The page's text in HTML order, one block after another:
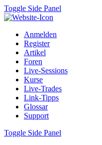
Toggle Side Panel
Anmelden
Register
Artikel
Foren
Live-Sessions
Kurse
Live-Trades
Link-Tipps
Glossar
Support
Toggle Side Panel